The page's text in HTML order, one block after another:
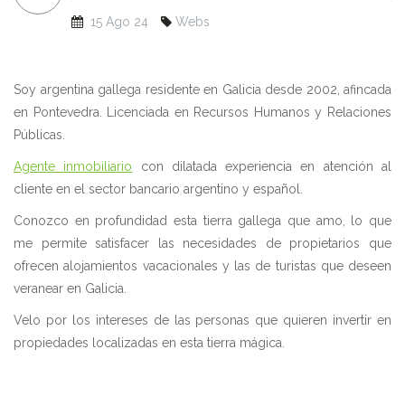
15 Ago 24 Webs
Soy argentina gallega residente en Galicia desde 2002, afincada
en Pontevedra. Licenciada en Recursos Humanos y Relaciones
Públicas.
Agente inmobiliario con dilatada experiencia en atención al
cliente en el sector bancario argentino y español.
Conozco en profundidad esta tierra gallega que amo, lo que
me permite satisfacer las necesidades de propietarios que
ofrecen alojamientos vacacionales y las de turistas que deseen
veranear en Galicia.
Velo por los intereses de las personas que quieren invertir en
propiedades localizadas en esta tierra mágica.